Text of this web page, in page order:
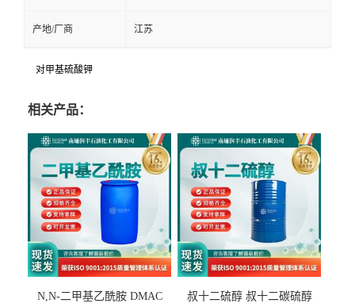
产地/厂商 江苏
对甲基硫酸钾
相关产品：
N,N-二甲基乙酰胺 DMAC 叔十二硫醇 叔十二碳硫醇